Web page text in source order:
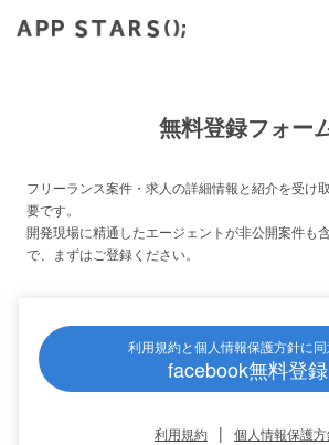
無料登録フォー
フリーランス案件・求人の詳細情報と紹介を受け
要です。
開発現場に精通したエージェントが非公開案件も
で、まずはご登録ください。
利用規約と個人情報保護方針に
facebook無料登録
利用規約 | 個人情報保護